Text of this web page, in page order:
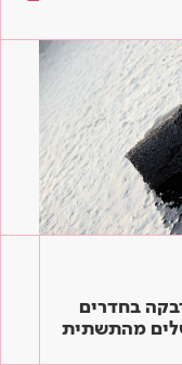
בחדרים
מהתשתית
בוחרים את
בקלות גם